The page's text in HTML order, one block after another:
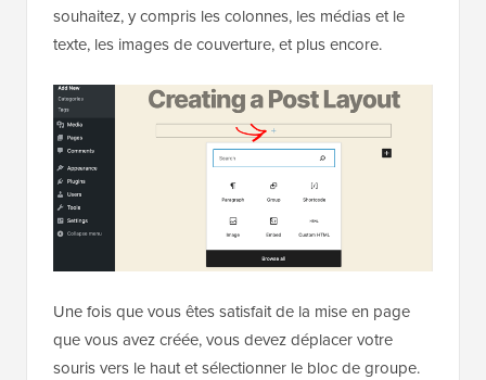
souhaitez, y compris les colonnes, les médias et le
texte, les images de couverture, et plus encore.
Une fois que vous êtes satisfait de la mise en page
que vous avez créée, vous devez déplacer votre
souris vers le haut et sélectionner le bloc de groupe.